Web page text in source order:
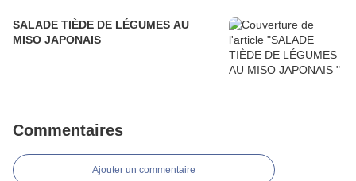
SALADE TIÈDE DE LÉGUMES AU
MISO JAPONAIS
Commentaires
Ajouter un commentaire